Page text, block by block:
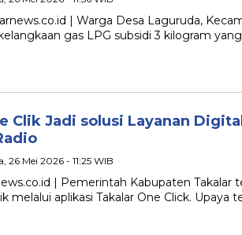
| Warga Desa Laguruda,
gas LPG subsidi 3 kilogram
Clik Jadi solusi Layanan
26 Mei 2026 - 11:25 WIB
| Pemerintah Kabupaten
melalui aplikasi Takalar One Click.